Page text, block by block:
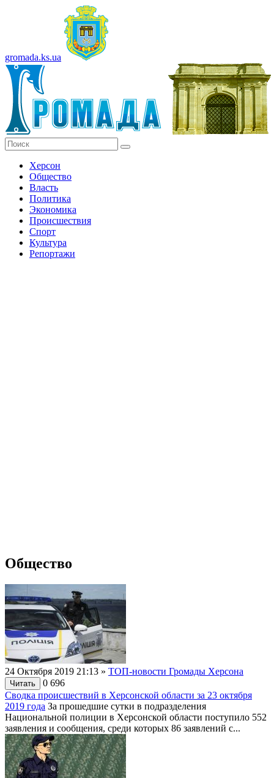
gromada.ks.ua
Херсон
Общество
Власть
Политика
Экономика
Происшествия
Спорт
Культура
Репортажи
Общество
24 Октября 2019 21:13 » ТОП-новости Громады Херсона
Читать 0 696
Сводка происшествий в Херсонской области за 23 октября
2019 года За прошедшие сутки в подразделения
Национальной полиции в Херсонской области поступило 552
заявления и сообщения, среди которых 86 заявлений с...